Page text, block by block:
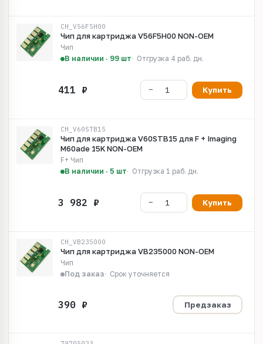
CH_V56F5H00
Чип для картриджа V56F5H00 NON-OEM
Чип
В наличии · 99 шт
Отгрузка 4 раб. дн.
Купить
CH_V60STB15
Чип для картриджа V60STB15 для F + Imaging
M60ade 15K NON-OEM
F+ Чип
В наличии · 5 шт
Отгрузка 1 раб. дн.
Купить
CH_VB235000
Чип для картриджа VB235000 NON-OEM
Чип
Под заказ
Срок уточняется
Предзаказ